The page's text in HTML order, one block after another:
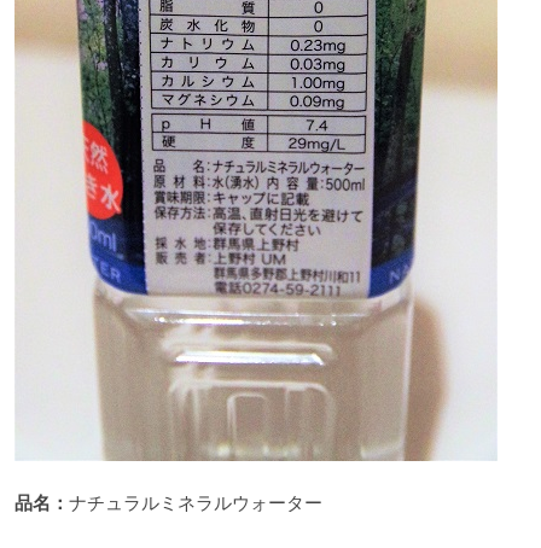
品名： ナチュラルミネラルウォーター